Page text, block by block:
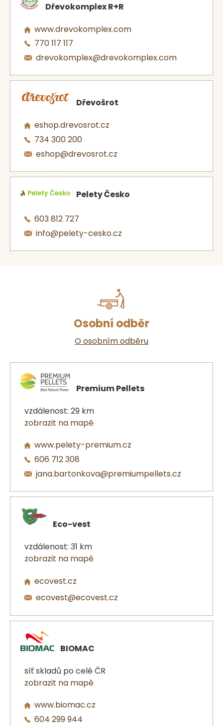
Dřevokomplex R+R
www.drevokomplex.com
770 117 117
drevokomplex@drevokomplex.com
Dřevošrot
eshop.drevosrot.cz
734 300 200
eshop@drevosrot.cz
Pelety Česko
603 812 727
info@pelety-cesko.cz
Osobní odběr
O osobním odběru
Premium Pellets
vzdálenost: 29 km
zobrazit na mapě
www.pelety-premium.cz
606 712 308
jana.bartonkova@premiumpellets.cz
Eco-vest
vzdálenost: 31 km
zobrazit na mapě
ecovest.cz
ecovest@ecovest.cz
BIOMAC
síť skladů po celé ČR
zobrazit na mapě
www.biomac.cz
604 299 944